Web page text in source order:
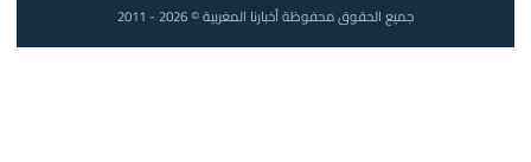
جميع الحقوق محفوظة أخبارنا المغربية © 2026 - 2011